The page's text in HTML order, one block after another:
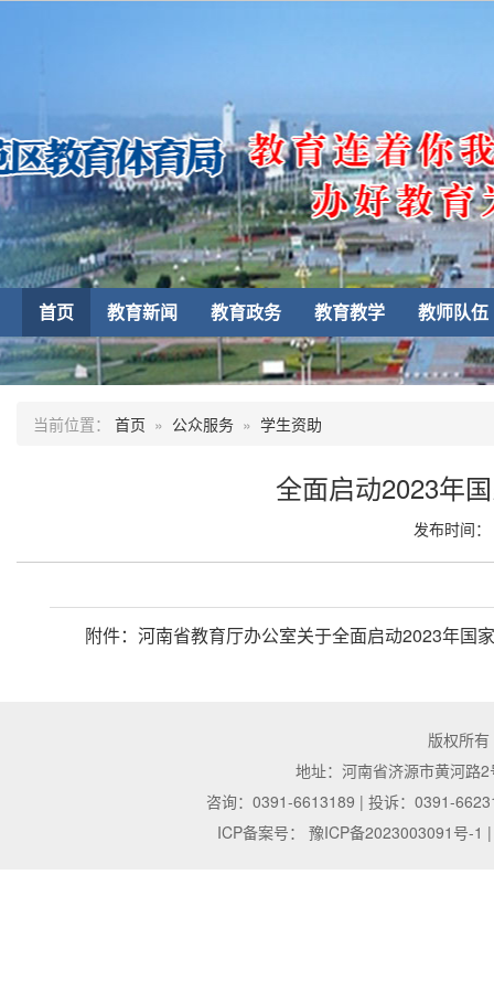
首页 教育新闻 教育政务 教育教学 教师队伍
当前位置： 首页 » 公众服务 » 学生资助
全面启动2023年
发布时间
附件： 河南省教育厅办公室关于全面启动2023年国
版权所
地址：河南省济源市黄河路
咨询：0391-6613189 | 投诉：0391-
ICP备案号：
豫ICP备2023003091号-1